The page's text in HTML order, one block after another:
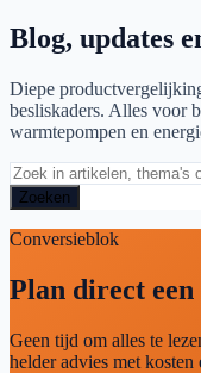
Blog, updates
Diepe
besliskaders. Alles voor
warmtepompen en
Zoeken
Conversieblok
Plan direct een
Geen tijd om alles te
helder advies met